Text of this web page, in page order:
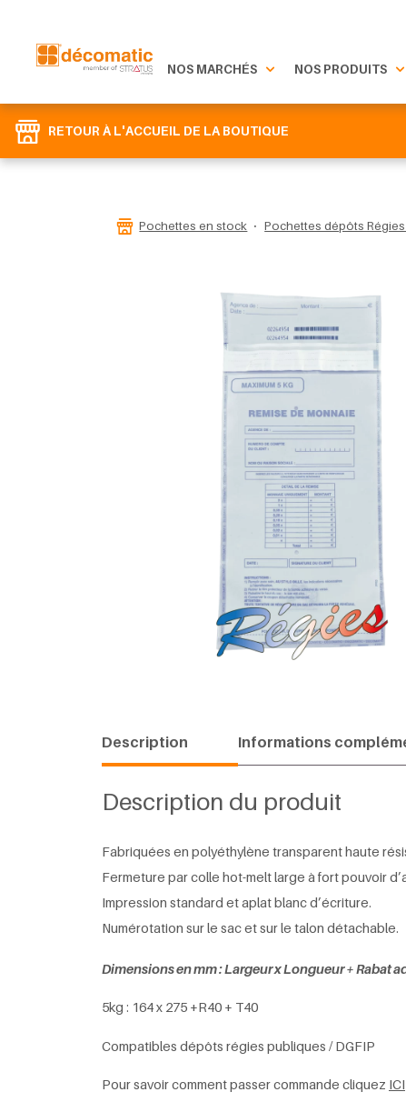
NOS MARCHÉS NOS PRODUITS
RETOUR À L'ACCUEIL DE LA BOUTIQUE
Pochettes en stock Pochettes dépôts
Description Informations
Description du produit
Fabriquées en polyéthylène transparent haute
Fermeture par colle hot-melt large à fort pouvoir
Impression standard et aplat blanc d’écriture.
Numérotation sur le sac et sur le talon détachable.
Dimensions en mm : Largeur x Longueur + Rabat
5kg : 164 x 275 +R40 + T40
Compatibles dépôts régies publiques / DGFIP
Pour savoir comment passer commande cliquez ICI